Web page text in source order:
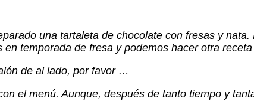
una tartaleta de chocolate con fresas y
temporada de fresa y podemos hacer otra
de al lado, por favor …
el menú. Aunque, después de tanto tiempo y